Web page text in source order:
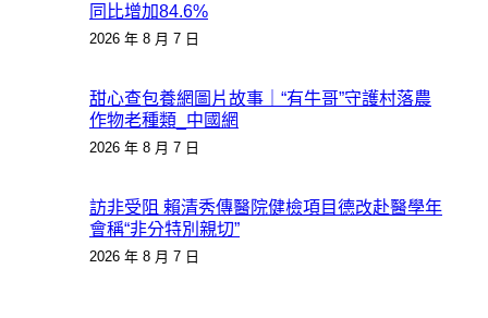
同比增加84.6%
2026 年 8 月 7 日
甜心查包養網圖片故事｜“有牛哥”守護村落農
作物老種類_中國網
2026 年 8 月 7 日
訪非受阻 賴清秀傳醫院健檢項目德改赴醫學年
會稱“非分特別親切”
2026 年 8 月 7 日